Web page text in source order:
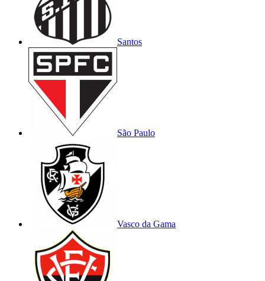
Santos
São Paulo
Vasco da Gama